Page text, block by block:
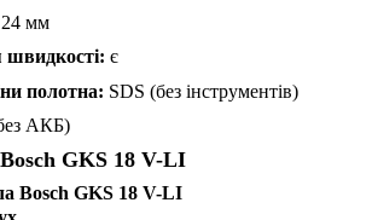
24 мм
є
полотна: SDS (без інструментів)
АКБ)
GKS 18 V-LI
Bosch GKS 18 V-LI